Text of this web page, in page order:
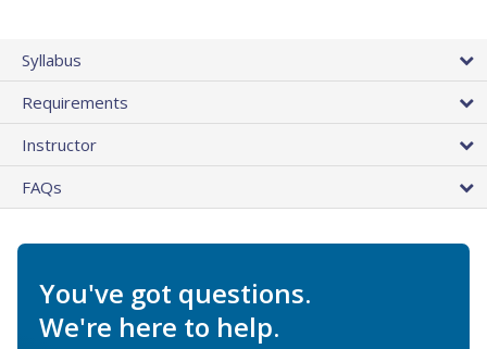
Syllabus
Requirements
Instructor
FAQs
You've got questions.
We're here to help.